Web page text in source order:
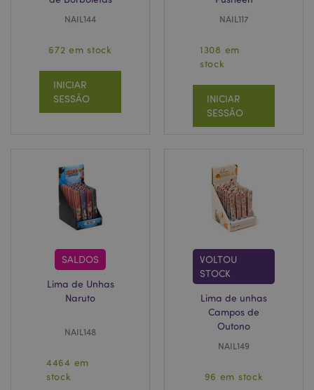
NAIL144
672 em stock
INICIAR
SESSÃO
NAIL117
1308 em
stock
INICIAR
SESSÃO
SALDOS
Lima de Unhas
Naruto
NAIL148
4464 em
stock
VOLTOU
STOCK
Lima de unhas
Campos de
Outono
NAIL149
96 em stock